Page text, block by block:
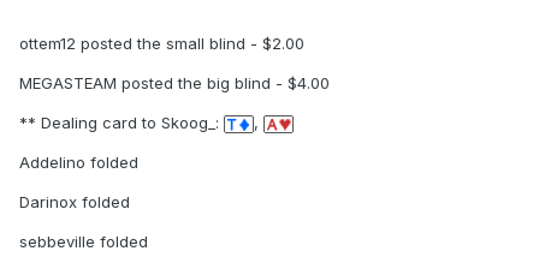
ottem12 posted the small blind - $2.00
MEGASTEAM posted the big blind - $4.00
** Dealing card to Skoog_: ,
Addelino folded
Darinox folded
sebbeville folded